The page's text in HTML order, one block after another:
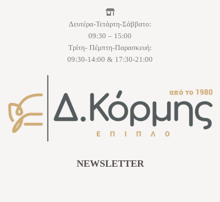
Δευτέρα-Τετάρτη-Σάββατο:
09:30 – 15:00
Τρίτη- Πέμπτη-Παρασκευή:
09:30-14:00 & 17:30-21:00
NEWSLETTER